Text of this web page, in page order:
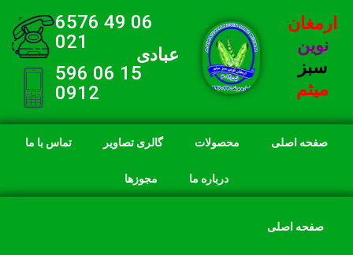
ارمغان
نوین
سبز
میثم
06 49 6576
021
عبادی
15 06 596
0912
صفحه اصلی محصولات گالری تصاویر تماس با ما
درباره ما مجوزها
صفحه اصلی